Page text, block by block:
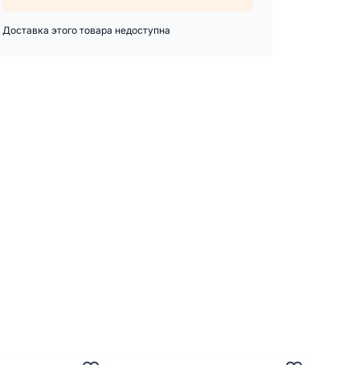
Доставка этого товара недоступна